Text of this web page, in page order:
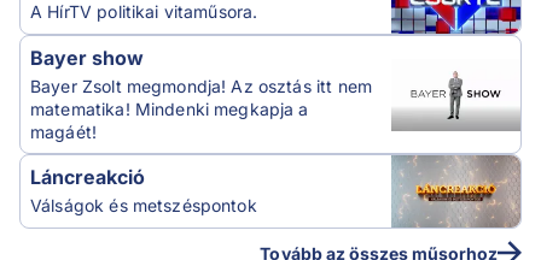
A HírTV politikai vitaműsora.
Bayer show
Bayer Zsolt megmondja! Az osztás itt nem
matematika! Mindenki megkapja a
magáét!
Láncreakció
Válságok és metszéspontok
Tovább az összes műsorhoz